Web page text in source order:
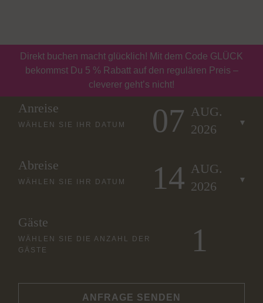
Direkt buchen macht glücklich! Mit dem Code GLÜCK
bekommst Du 5 % Rabatt auf den regulären Preis –
cleverer geht’s nicht!
Anreise
WÄHLEN SIE IHR DATUM 07 AUG.
2026
Abreise
WÄHLEN SIE IHR DATUM 14 AUG.
2026
Gäste
WÄHLEN SIE DIE ANZAHL DER
GÄSTE
ANFRAGE SENDEN